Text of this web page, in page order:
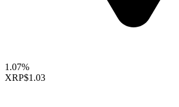
1.07%
XRP$1.03